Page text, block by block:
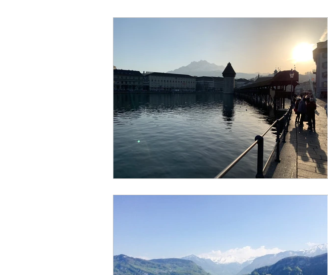
İsviçre
Portekiz Romanya San Marino
Yunanistan Tayland Türkiye Seyahat Tüyoları
Karadağ Mısır Hırvatistan